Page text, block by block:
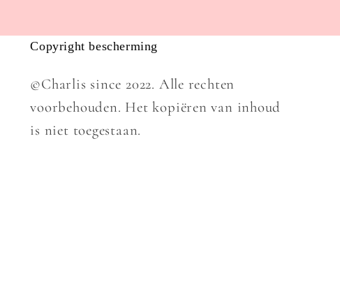
Copyright bescherming
©Charlis since 2022. Alle rechten
voorbehouden. Het kopiëren van inhoud
is niet toegestaan.